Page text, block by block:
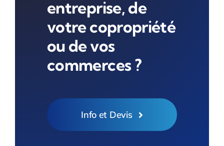
entreprise, de
votre copropriété
ou de vos
commerces ?
Info et Devis